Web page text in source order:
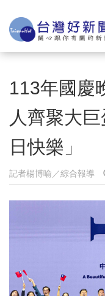
113年國
人齊聚大
日快樂」
記者楊博喻／綜合報導